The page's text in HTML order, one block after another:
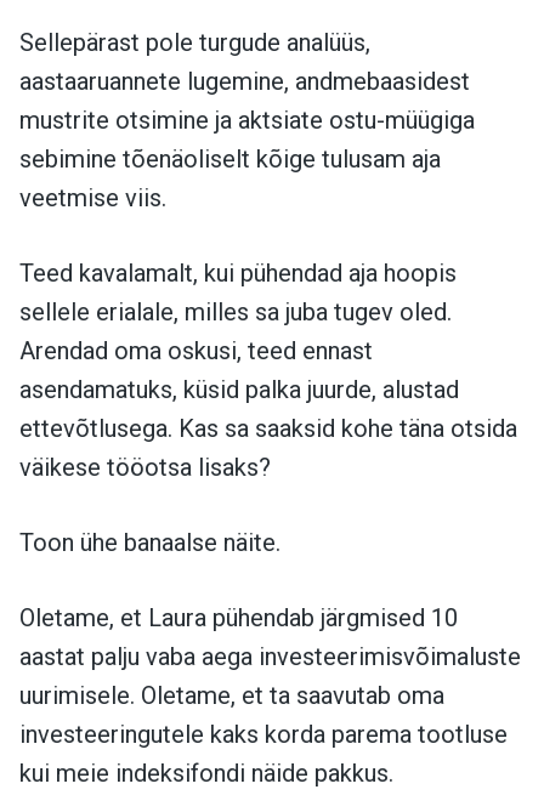
Sellepärast pole turgude analüüs,
aastaaruannete lugemine, andmebaasidest
mustrite otsimine ja aktsiate ostu-müügiga
sebimine tõenäoliselt kõige tulusam aja
veetmise viis.
Teed kavalamalt, kui pühendad aja hoopis
sellele erialale, milles sa juba tugev oled.
Arendad oma oskusi, teed ennast
asendamatuks, küsid palka juurde, alustad
ettevõtlusega. Kas sa saaksid kohe täna otsida
väikese tööotsa lisaks?
Toon ühe banaalse näite.
Oletame, et Laura pühendab järgmised 10
aastat palju vaba aega investeerimisvõimaluste
uurimisele. Oletame, et ta saavutab oma
investeeringutele kaks korda parema tootluse
kui meie indeksifondi näide pakkus.